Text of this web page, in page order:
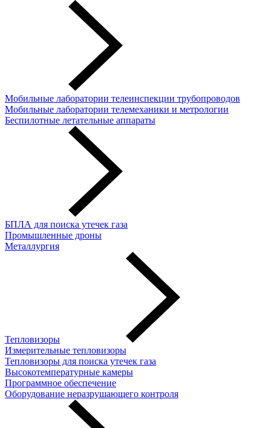
Мобильные лаборатории телеинспекции трубопроводов
Мобильные лаборатории телемеханики и метрологии
Беспилотные летательные аппараты
БПЛА для поиска утечек газа
Промышленные дроны
Металлургия
Тепловизоры
Измерительные тепловизоры
Тепловизоры для поиска утечек газа
Высокотемпературные камеры
Программное обеспечение
Оборудование неразрушающего контроля